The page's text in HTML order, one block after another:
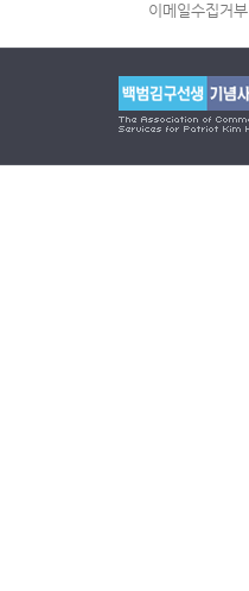
이메일수집거부